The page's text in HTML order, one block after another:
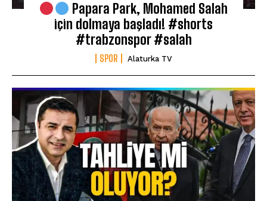
Papara Park, Mohamed Salah
için dolmaya başladı! #shorts
#trabzonspor #salah
SPOR Alaturka TV